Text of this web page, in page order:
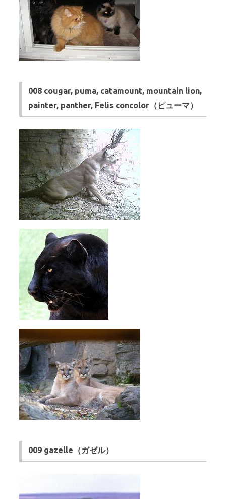
008 cougar, puma, catamount, mountain lion,
painter, panther, Felis concolor（ピューマ）
009 gazelle（ガゼル）